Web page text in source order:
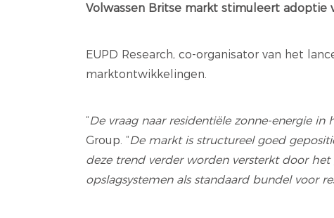
Volwassen Britse markt stimuleert adoptie
EUPD Research, co-organisator van het
marktontwikkelingen.
“De vraag naar residentiële zonne-energie in
Group. “De markt is structureel goed
deze trend verder worden versterkt door het
opslagsystemen als standaard bundel voor